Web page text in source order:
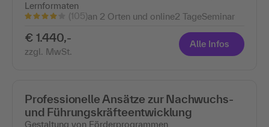
Lernformaten
(105)an 2 Orten und online2 TageSeminar
€ 1.440,-
zzgl. MwSt.
Alle Infos
Professionelle Ansätze zur Nachwuchs-
und Führungskräfteentwicklung
Gestaltung von Förderprogrammen